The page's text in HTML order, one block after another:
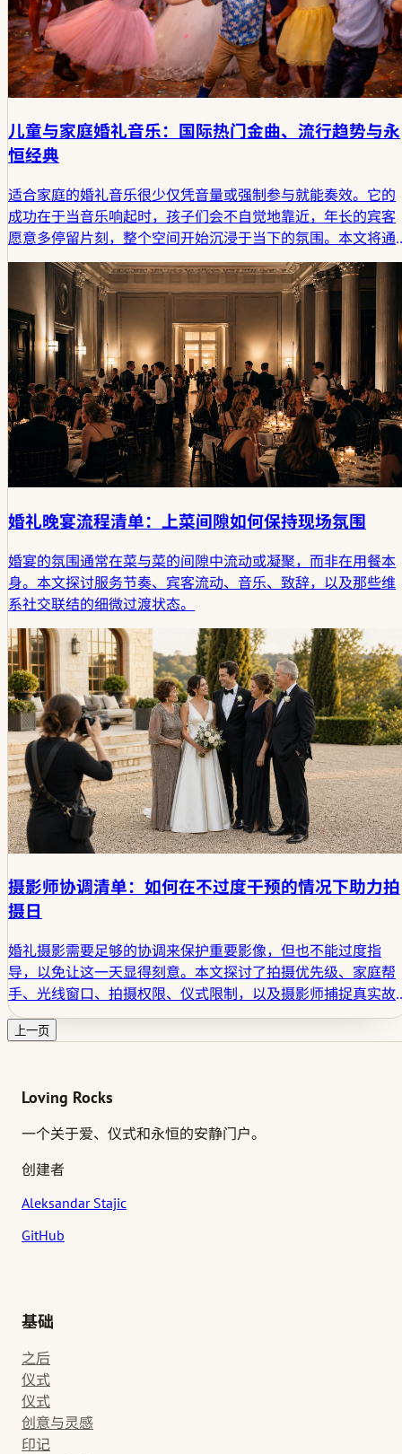
儿童与家庭婚礼音乐：国际热门金曲、流行趋势与永
恒经典
适合家庭的婚礼音乐很少仅凭音量或强制参与就能奏效。它的
成功在于当音乐响起时，孩子们会不自觉地靠近，年长的宾客
愿意多停留片刻，整个空间开始沉浸于当下的氛围。本文将通
过国际案例，探讨适合儿童与家庭的婚礼音乐，并揭示婚礼歌
单如何以温和的逻辑帮助人们凝聚在一起。
婚礼晚宴流程清单：上菜间隙如何保持现场氛围
婚宴的氛围通常在菜与菜的间隙中流动或凝聚，而非在用餐本
身。本文探讨服务节奏、宾客流动、音乐、致辞，以及那些维
系社交联结的细微过渡状态。
摄影师协调清单：如何在不过度干预的情况下助力拍
摄日
婚礼摄影需要足够的协调来保护重要影像，但也不能过度指
导，以免让这一天显得刻意。本文探讨了拍摄优先级、家庭帮
手、光线窗口、拍摄权限、仪式限制，以及摄影师捕捉真实故
事所需的空间。
上一页
Loving Rocks
一个关于爱、仪式和永恒的安静门户。
创建者
Aleksandar Stajic
GitHub
基础
之后
仪式
仪式
创意与灵感
印记